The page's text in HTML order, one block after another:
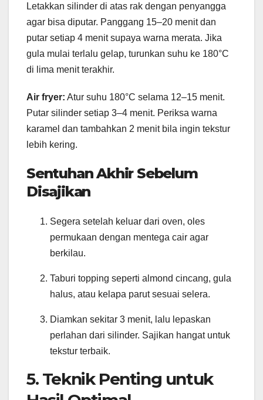
Letakkan silinder di atas rak dengan penyangga
agar bisa diputar. Panggang 15–20 menit dan
putar setiap 4 menit supaya warna merata. Jika
gula mulai terlalu gelap, turunkan suhu ke 180°C
di lima menit terakhir.
Air fryer: Atur suhu 180°C selama 12–15 menit.
Putar silinder setiap 3–4 menit. Periksa warna
karamel dan tambahkan 2 menit bila ingin tekstur
lebih kering.
Sentuhan Akhir Sebelum
Disajikan
Segera setelah keluar dari oven, oles
permukaan dengan mentega cair agar
berkilau.
Taburi topping seperti almond cincang, gula
halus, atau kelapa parut sesuai selera.
Diamkan sekitar 3 menit, lalu lepaskan
perlahan dari silinder. Sajikan hangat untuk
tekstur terbaik.
5. Teknik Penting untuk